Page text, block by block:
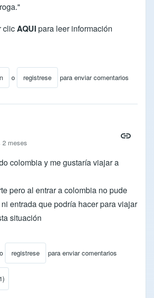
clicAQUIpara leer información
o registrese para enviar comentarios
a Hola OrlandoporOdaniel
2 meses
colombia y me gustaría viajar a
pero al entrar a colombia no pude
entrada que podría hacer para viajar
situación
o registrese para enviar comentarios